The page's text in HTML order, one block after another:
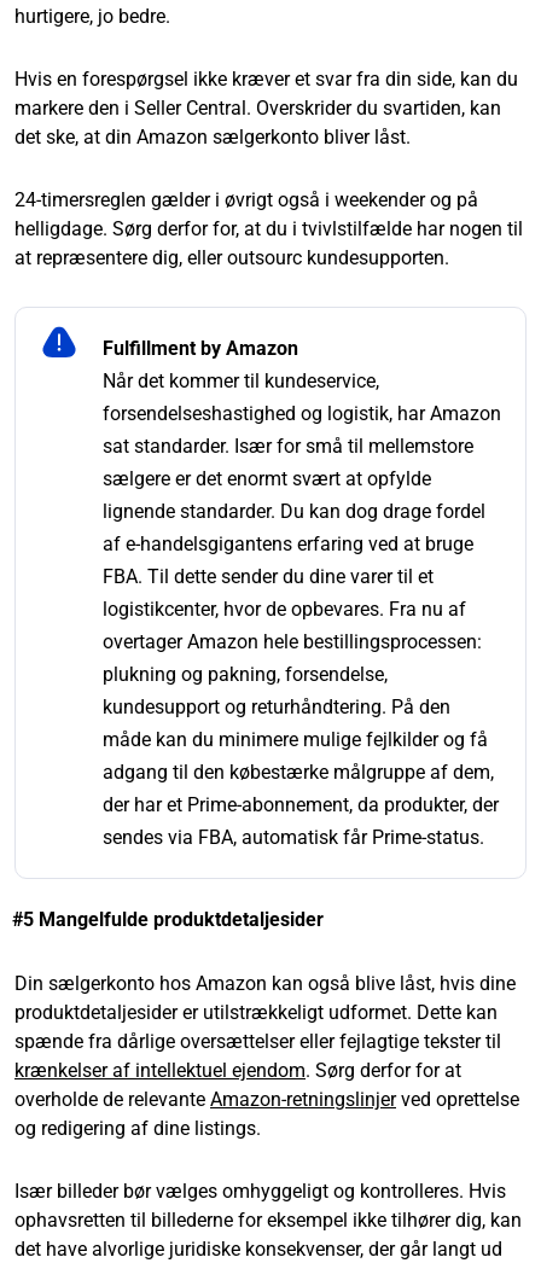
hurtigere, jo bedre.
Hvis en forespørgsel ikke kræver et svar fra din side, kan du
markere den i Seller Central. Overskrider du svartiden, kan
det ske, at din Amazon sælgerkonto bliver låst.
24-timersreglen gælder i øvrigt også i weekender og på
helligdage. Sørg derfor for, at du i tvivlstilfælde har nogen til
at repræsentere dig, eller outsourc kundesupporten.
Fulfillment by Amazon
Når det kommer til kundeservice,
forsendelseshastighed og logistik, har Amazon
sat standarder. Især for små til mellemstore
sælgere er det enormt svært at opfylde
lignende standarder. Du kan dog drage fordel
af e-handelsgigantens erfaring ved at bruge
FBA. Til dette sender du dine varer til et
logistikcenter, hvor de opbevares. Fra nu af
overtager Amazon hele bestillingsprocessen:
plukning og pakning, forsendelse,
kundesupport og returhåndtering. På den
måde kan du minimere mulige fejlkilder og få
adgang til den købestærke målgruppe af dem,
der har et Prime-abonnement, da produkter, der
sendes via FBA, automatisk får Prime-status.
#5 Mangelfulde produktdetaljesider
Din sælgerkonto hos Amazon kan også blive låst, hvis dine
produktdetaljesider er utilstrækkeligt udformet. Dette kan
spænde fra dårlige oversættelser eller fejlagtige tekster til
krænkelser af intellektuel ejendom. Sørg derfor for at
overholde de relevante Amazon-retningslinjerved oprettelse
og redigering af dine listings.
Især billeder bør vælges omhyggeligt og kontrolleres. Hvis
ophavsretten til billederne for eksempel ikke tilhører dig, kan
det have alvorlige juridiske konsekvenser, der går langt ud